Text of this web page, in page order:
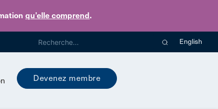
qu’elle comprend.
English
Devenez membre